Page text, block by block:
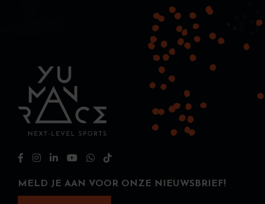
MELD JE AAN VOOR ONZE NIEUWSBRIEF!